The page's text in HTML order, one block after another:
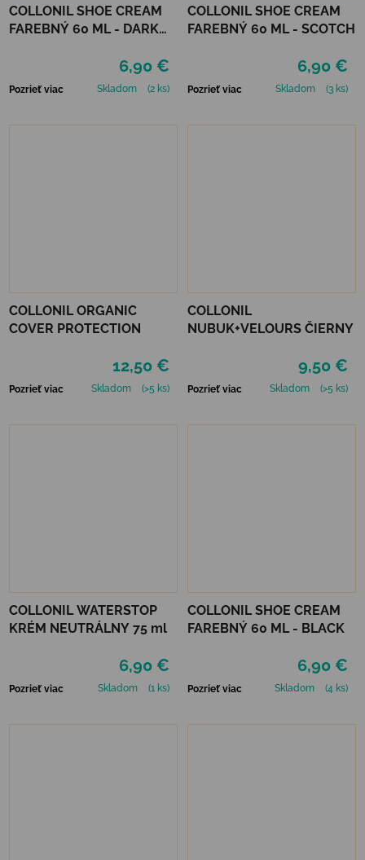
COLLONIL SHOE CREAM
FAREBNÝ 60 ML - DARK
6,90 €
Pozrieť viac Skladom (2 ks)
COLLONIL SHOE CREAM
FAREBNÝ 60 ML - SCOTCH
6,90 €
Pozrieť viac Skladom (3 ks)
COLLONIL ORGANIC
COVER PROTECTION
12,50 €
Pozrieť viac Skladom (>5 ks)
COLLONIL
NUBUK+VELOURS ČIERNY
9,50 €
Pozrieť viac Skladom (>5 ks)
COLLONIL WATERSTOP
KRÉM NEUTRÁLNY 75 ml
6,90 €
Pozrieť viac Skladom (1 ks)
COLLONIL SHOE CREAM
FAREBNÝ 60 ML - BLACK
6,90 €
Pozrieť viac Skladom (4 ks)